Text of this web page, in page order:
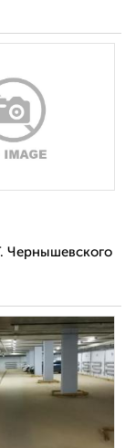
Чернышевского